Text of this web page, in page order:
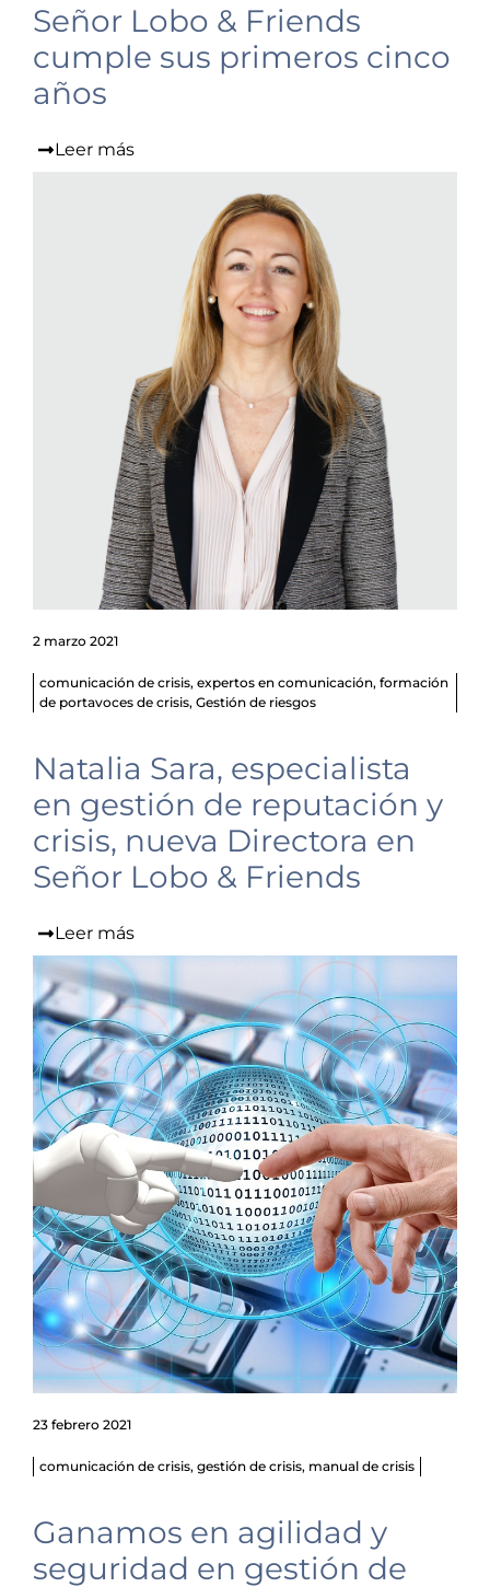
Señor Lobo & Friends
cumple sus primeros cinco
años
Leer más
2 marzo 2021
comunicación de crisis, expertos en comunicación, formación
de portavoces de crisis, Gestión de riesgos
Natalia Sara, especialista
en gestión de reputación y
crisis, nueva Directora en
Señor Lobo & Friends
Leer más
23 febrero 2021
comunicación de crisis, gestión de crisis, manual de crisis
Ganamos en agilidad y
seguridad en gestión de